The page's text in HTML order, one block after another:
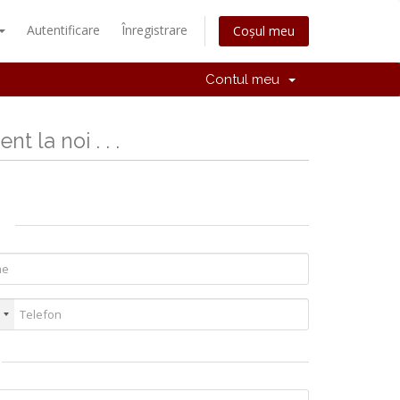
Autentificare Înregistrare Coșul meu
Contul meu
la noi . . .